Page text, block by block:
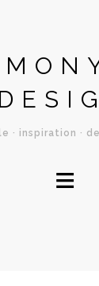
· inspiration ·
≡